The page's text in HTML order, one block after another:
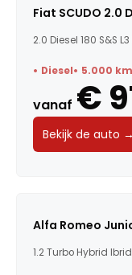
Fiat SCUDO 2.0
2.0 Diesel 180 S&S L3
Diesel 5.000 km
vanaf €
Bekijk de auto →
Alfa Romeo
1.2 Turbo Hybrid